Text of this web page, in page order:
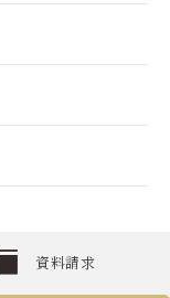
資料請求